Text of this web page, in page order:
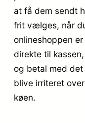
at få dem sendt
frit vælges, når
onlineshoppen
direkte til
og betal med
blive irriteret
køen.